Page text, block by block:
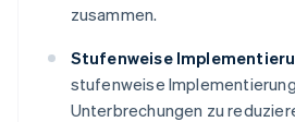
zusammen.
Stufenweise
stufenweise
Unterbrechungen zu